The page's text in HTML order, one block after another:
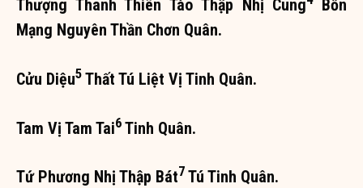
Thượng Thanh Thiên Tào Thập Nhị Cung Bổn
Mạng Nguyên Thần Chơn Quân.
Cửu Diệu5 Thất Tú Liệt Vị Tinh Quân.
Tam Vị Tam Tai6 Tinh Quân.
Tứ Phương Nhị Thập Bát7 Tú Tinh Quân.